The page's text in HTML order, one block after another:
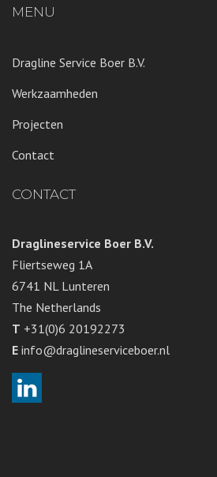
MENU
Dragline Service Boer B.V.
Werkzaamheden
Projecten
Contact
CONTACT
Draglineservice Boer B.V.
Fliertseweg 1A
6741 NL Lunteren
The Netherlands
T +31(0)6 20192273
E info@draglineserviceboer.nl